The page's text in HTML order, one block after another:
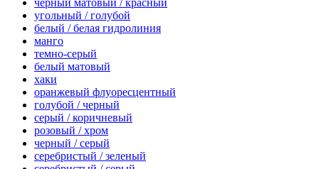
угольный / голубой
белый / белая гидролиния
манго
темно-серый
белый матовый
хаки
оранжевый флуоресцентный
голубой / черный
серый / коричневый
розовый / хром
черный / серый
серебристый / зеленый